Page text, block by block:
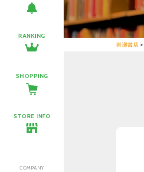
RANKING
SHOPPING
STORE INFO
COMPANY
岩瀬書店 >